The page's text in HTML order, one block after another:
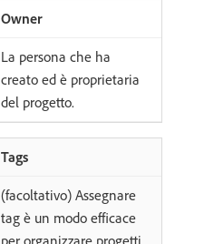
Owner
La persona che ha
creato ed è proprietaria
del progetto.
Tags
(facoltativo) Assegnare
tag è un modo efficace